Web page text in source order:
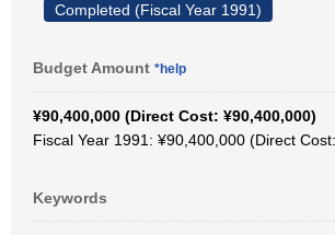
Completed (Fiscal Year 1991)
Budget Amount *help
¥90,400,000 (Direct Cost: ¥90,400,000)
Fiscal Year 1991: ¥90,400,000 (Direct
Keywords